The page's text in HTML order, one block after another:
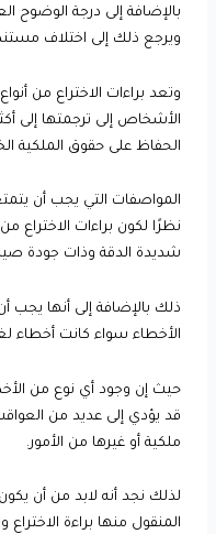
بالإضافة إلى درجة الوضوح
ويرجع ذلك إلى اختلاف
وتعد براءات الاختراع من
الأشخاص إلى ترجمتها إلى
الحفاظ على حقوق الملكية
المواصفات التي يجب أن
نظرًا لكون براءات الاختراع
شديدة الدقة وذات جودة
ذلك بالإضافة إلى أنها يجب
الأخطاء سواء كانت أخطاء
حيث إن وجود أي نوع من
قد يؤدي إلى عديد من
ملكية أو غيرها من الأمور.
لذلك نجد أنه لابد من أن
المنقول منها براءة الاختراع